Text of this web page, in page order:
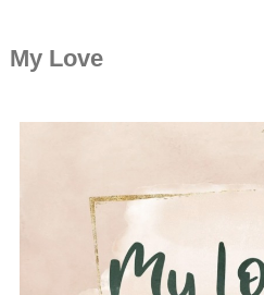
My Love